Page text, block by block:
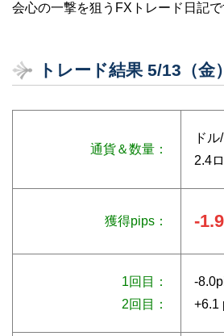
会心の一撃を狙うFXトレード日記で
トレード結果 5/13（金）
通貨＆数量：
ドル
2.4
獲得pips： -
1回目：
2回目：
-
+6.1